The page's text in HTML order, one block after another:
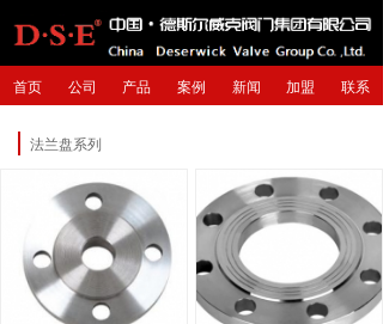
首页 公司 产品 案例 新闻 加盟 联系
法兰盘系列